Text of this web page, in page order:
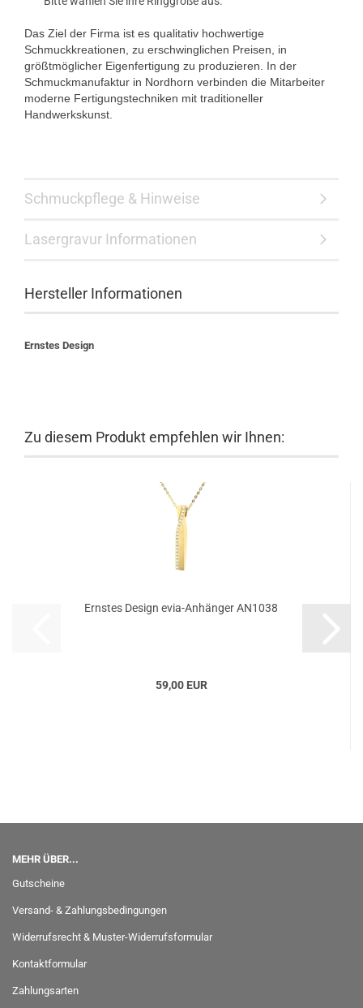
Das Ziel der Firma ist es qualitativ hochwertige
Schmuckkreationen, zu erschwinglichen Preisen, in
größtmöglicher Eigenfertigung zu produzieren. In der
Schmuckmanufaktur in Nordhorn verbinden die Mitarbeiter
moderne Fertigungstechniken mit traditioneller
Handwerkskunst.
Schmuckpflege & Hinweise
Lasergravur Informationen
Hersteller Informationen
Ernstes Design
Zu diesem Produkt empfehlen wir Ihnen:
Ernstes Design evia-Anhänger AN1038
59,00 EUR
MEHR ÜBER...
Gutscheine
Versand- & Zahlungsbedingungen
Widerrufsrecht & Muster-Widerrufsformular
Kontaktformular
Zahlungsarten